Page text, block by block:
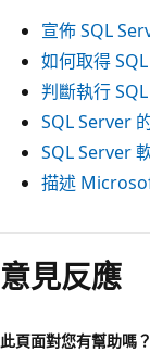
宣佈 SQL
如何取得
判斷執行
SQL Server
SQL Server
描述
意見反應
此頁面對您有幫助嗎？